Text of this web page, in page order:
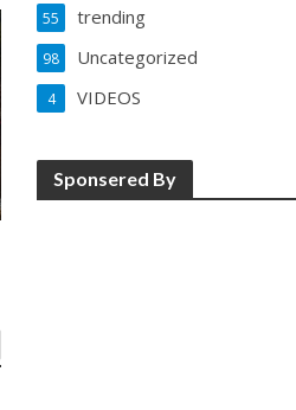
trending
55
Uncategorized
98
VIDEOS
4
Sponsered By